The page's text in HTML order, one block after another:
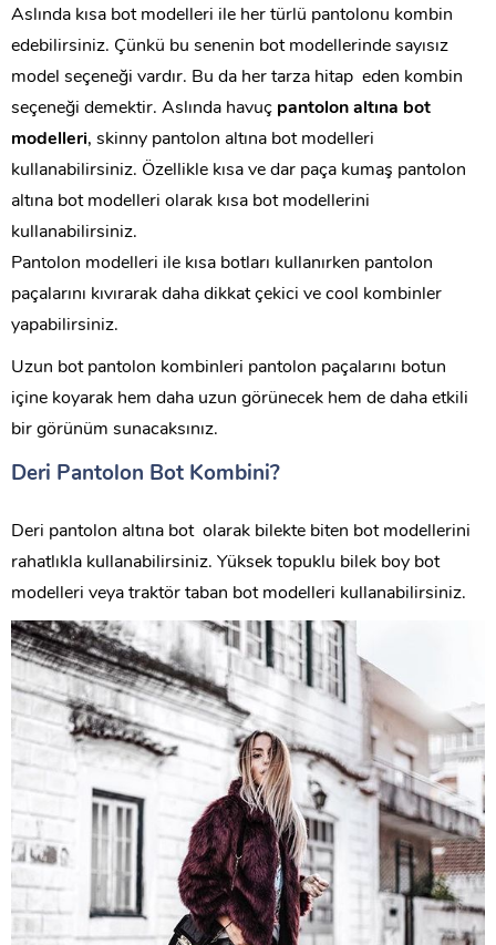
Aslında kısa bot modelleri ile her türlü pantolonu kombin
edebilirsiniz. Çünkü bu senenin bot modellerinde sayısız
model seçeneği vardır. Bu da her tarza hitap eden kombin
seçeneği demektir. Aslında havuç pantolon altına bot
modelleri, skinny pantolon altına bot modelleri
kullanabilirsiniz. Özellikle kısa ve dar paça kumaş pantolon
altına bot modelleri olarak kısa bot modellerini
kullanabilirsiniz.
Pantolon modelleri ile kısa botları kullanırken pantolon
paçalarını kıvırarak daha dikkat çekici ve cool kombinler
yapabilirsiniz.
Uzun bot pantolon kombinleri pantolon paçalarını botun
içine koyarak hem daha uzun görünecek hem de daha etkili
bir görünüm sunacaksınız.
Deri Pantolon Bot Kombini?
Deri pantolon altına bot olarak bilekte biten bot modellerini
rahatlıkla kullanabilirsiniz. Yüksek topuklu bilek boy bot
modelleri veya traktör taban bot modelleri kullanabilirsiniz.